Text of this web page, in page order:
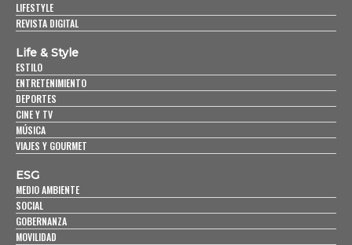
LIFESTYLE
REVISTA DIGITAL
Life & Style
ESTILO
ENTRETENIMIENTO
DEPORTES
CINE Y TV
MÚSICA
VIAJES Y GOURMET
ESG
MEDIO AMBIENTE
SOCIAL
GOBERNANZA
MOVILIDAD